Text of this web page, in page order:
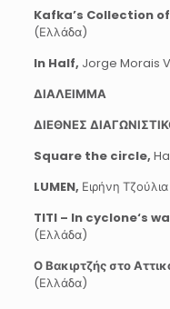
Kafka’s Collection
(Ελλάδα)
In Half, Jorge Morais
ΔΙΑΛΕΙΜΜΑ
ΔΙΕΘΝΕΣ
Square the circle,
LUMEN, Ειρήνη
TITI– In cyclone‘s
(Ελλάδα)
Ο Βακιρτζής στο
(Ελλάδα)